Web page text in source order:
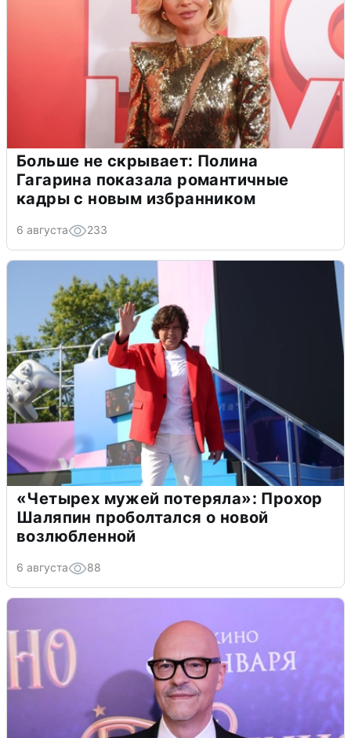
Больше не скрывает: Полина
Гагарина показала романтичные
кадры с новым избранником
6 августа 233
«Четырех мужей потеряла»: Прохор
Шаляпин проболтался о новой
возлюбленной
6 августа 88